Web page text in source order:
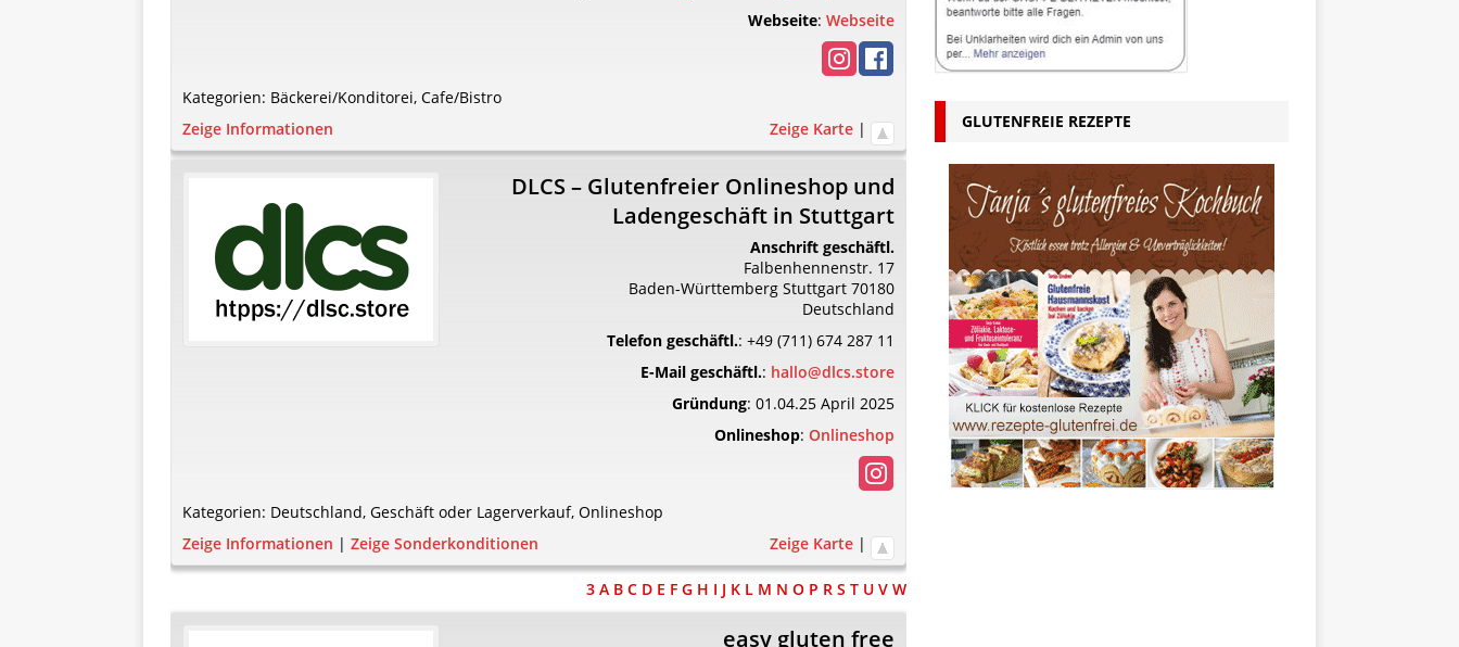
Webseite: Webseite
Kategorien: Bäckerei/Konditorei, Cafe/Bistro
Zeige Informationen
Zeige Karte |
DLCS – Glutenfreier Onlineshop und
Ladengeschäft in Stuttgart
Anschrift geschäftl.
Falbenhennenstr. 17
Baden-Württemberg Stuttgart 70180
Deutschland
Telefon geschäftl.: +49 (711) 674 287 11
E-Mail geschäftl.: hallo@dlcs.store
Gründung: 01.04.25 April 2025
Onlineshop: Onlineshop
Kategorien: Deutschland, Geschäft oder Lagerverkauf, Onlineshop
Zeige Informationen | Zeige Sonderkonditionen Zeige Karte |
3 A B C D E F G H I J K L M N O P R S T U V W
easy gluten free
GLUTENFREIE REZEPTE